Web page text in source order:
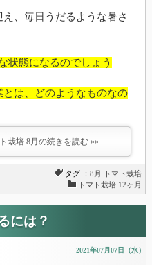
、毎日うだるような暑さ
状態になるのでしょう
は、どのようなものなの
栽培 8月の続きを読む »»
タグ ：8月
トマト栽培
トマト栽培 12ヶ月
には？
2021年07月07日（水）